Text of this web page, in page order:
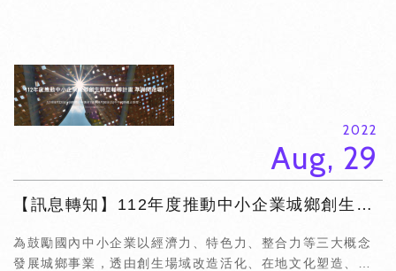
2022
Aug, 29
【訊息轉知】112年度推動中小企業城鄉創生轉型輔導計畫準備開跑囉！
為鼓勵國內中小企業以經濟力、特色力、整合力等三大概念
發展城鄉事業，透由創生場域改造活化、在地文化塑造、特